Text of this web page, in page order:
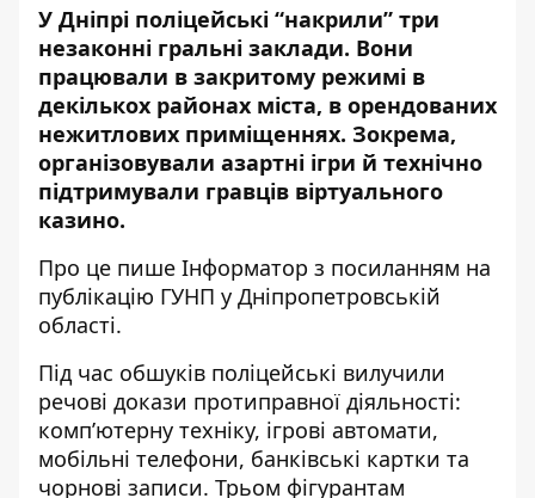
У Дніпрі поліцейські “накрили” три
незаконні гральні заклади. Вони
працювали в закритому режимі в
декількох районах міста, в орендованих
нежитлових приміщеннях. Зокрема,
організовували азартні ігри й технічно
підтримували гравців віртуального
казино.
Про це пише Інформатор з посиланням на
публікацію ГУНП у Дніпропетровській
області.
Під час обшуків поліцейські вилучили
речові докази протиправної діяльності:
комп’ютерну техніку, ігрові автомати,
мобільні телефони, банківські картки та
чорнові записи. Трьом фігурантам